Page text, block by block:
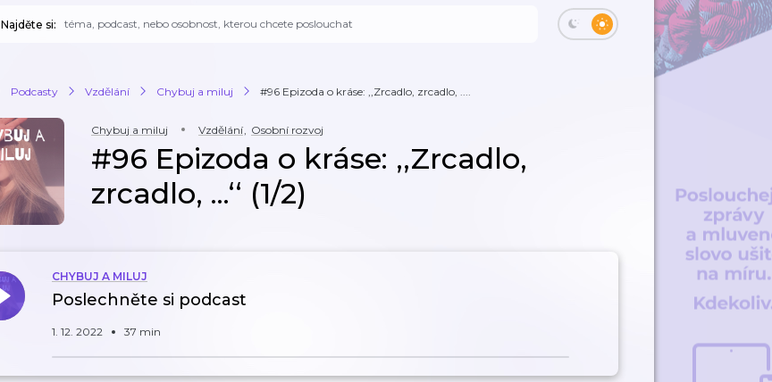
Najděte si:
Podcasty Vzdělání Chybuj a miluj #96 Epizoda o kráse: ‚‚Zrcadlo, zrcadlo, ....
Chybuj a miluj Vzdělání, Osobní rozvoj
#96 Epizoda o kráse: ‚‚Zrcadlo,
zrcadlo, ...‘‘ (1/2)
CHYBUJ A MILUJ
Poslechněte si podcast
1. 12. 2022 37 min